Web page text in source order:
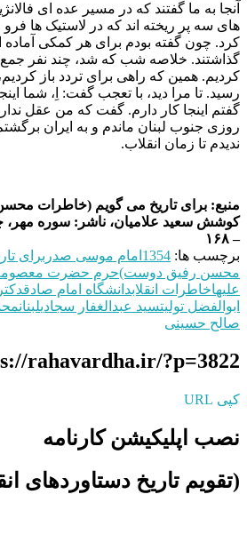
آنجا به ما گفتند که در مسیر عده ای
های سه پر ریخته اند که در لاستیک ها
کرد. چون گفته بودم برای هر کمکی آماده
گذاشتند. خلاصه شب که شد، چند نفر
کردیم. همین که راهی برای تردد باز
رسید. تا مرا دید، با تعجب گفت: اِ، شما
گفتم اینجا کار دارم. گفت که من عقل
روزی جنوب لبنان ماندم و به ایران
ندیدم تا زمان انقلاب.
منبع: برای تاریخ می گویم (خاطرات
– ۱۶۸
برچسب ها: 1354 امام موسی صدر برای
محسن رفیق دوست)حرم حضرت معصومه
علیهاخاطرات انقلابدانشگاه امام صادق
ابوالفضل تولیتسید عبدالغفار سجادیلبنان
صالح حسینی
rahavardha.ir/?p=3822
کپی URL
نصب اپلیکیشن کارنامه
(تقویم تاریخ دستاوردهای